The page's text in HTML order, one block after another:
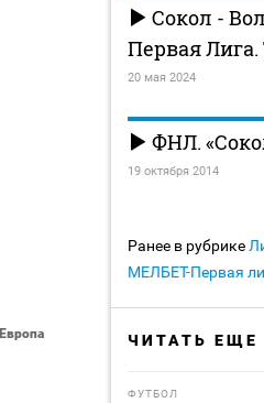
Европа
Сокол -
Первая Лига.
20 мая 2024
ФНЛ.
19 октября 2014
Ранее в рубрике
МЕЛБЕТ-Первая
ЧИТАТЬ ЕЩЕ
ФУТБОЛ